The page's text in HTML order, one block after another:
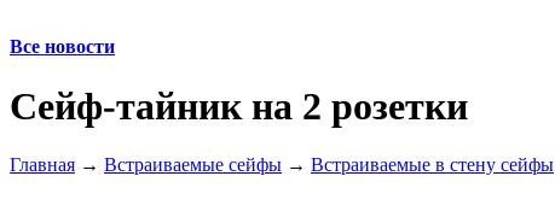
Все новости
Сейф-тайник на 2 розетки
Главная → Встраиваемые сейфы → Встраиваемые в стену сейфы